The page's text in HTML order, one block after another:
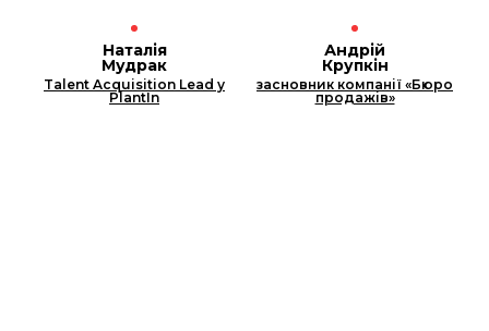
Наталія
Мудрак
Talent Acquisition Lead у
PlantIn
Андрій
Крупкін
засновник компанії «Бюро
продажів»